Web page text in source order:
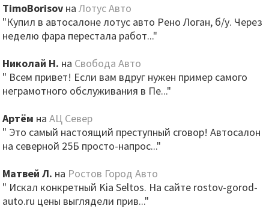
TimoBorisov наЛотус Авто
"Купил в автосалоне лотус авто Рено Логан, б/у. Через
неделю фара перестала работ..."
Николай Н. на Свобода Авто
" Всем привет! Если вам вдруг нужен пример самого
неграмотного обслуживания в Пе..."
Артём наАЦ Север
" Это самый настоящий преступный сговор! Автосалон
на северной 25Б просто-напрос..."
Матвей Л. на Ростов Город Авто
" Искал конкретный Kia Seltos. На сайте rostov-gorod-
auto.ru цены выглядели прив..."